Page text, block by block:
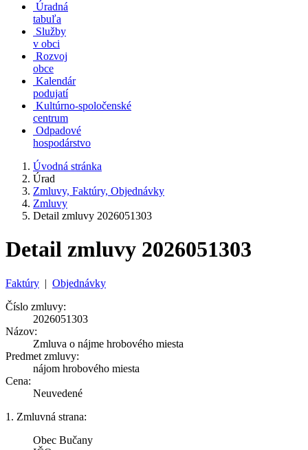
Úradná
tabuľa
Služby
v obci
Rozvoj
obce
Kalendár
podujatí
Kultúrno-spoločenské
centrum
Odpadové
hospodárstvo
Úvodná stránka
Úrad
Zmluvy, Faktúry, Objednávky
Zmluvy
Detail zmluvy 2026051303
Detail zmluvy 2026051303
Faktúry | Objednávky
Číslo zmluvy:
2026051303
Názov:
Zmluva o nájme hrobového miesta
Predmet zmluvy:
nájom hrobového miesta
Cena:
Neuvedené
1. Zmluvná strana:
Obec Bučany